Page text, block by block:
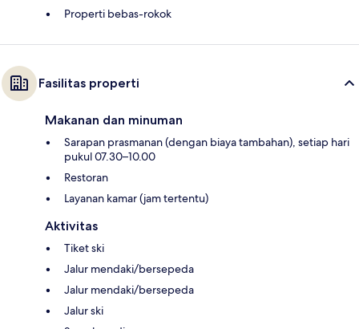
Properti bebas-rokok
Fasilitas properti
Makanan dan minuman
Sarapan prasmanan (dengan biaya tambahan), setiap hari
pukul 07.30–10.00
Restoran
Layanan kamar (jam tertentu)
Aktivitas
Tiket ski
Jalur mendaki/bersepeda
Jalur mendaki/bersepeda
Jalur ski